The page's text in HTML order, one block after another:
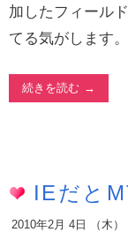
加したフィール
てる気がします。
続きを読む
IEだと
2010年2月 4日 （木）